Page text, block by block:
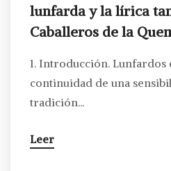
lunfarda y la lírica
Caballeros de la
1. Introducción. Lunfardos
continuidad de una
tradición...
Leer